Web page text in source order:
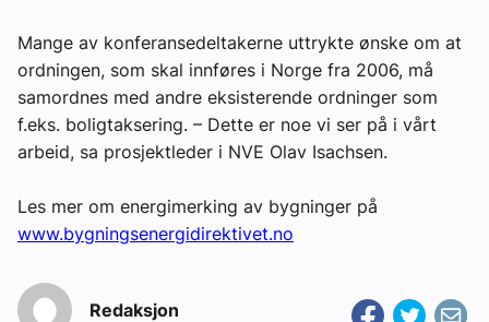
Mange av konferansedeltakerne uttrykte ønske om at
ordningen, som skal innføres i Norge fra 2006, må
samordnes med andre eksisterende ordninger som
f.eks. boligtaksering. – Dette er noe vi ser på i vårt
arbeid, sa prosjektleder i NVE Olav Isachsen.
Les mer om energimerking av bygninger på
www.bygningsenergidirektivet.no
Redaksjon